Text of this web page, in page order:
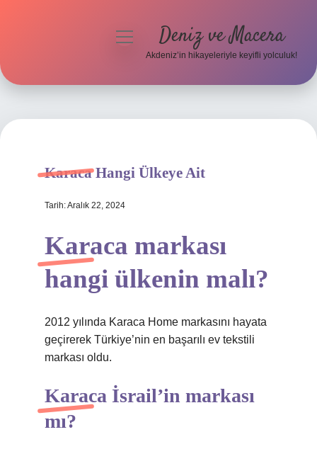
Hakkımızda
menüyü Deniz ve Macera
Akdeniz’in hikayeleriyle keyifli yolculuk!
Karaca Hangi Ülkeye Ait
Tarih: Aralık 22, 2024
Karaca markası
hangi ülkenin malı?
2012 yılında Karaca Home markasını hayata
geçirerek Türkiye’nin en başarılı ev tekstili
markası oldu.
Karaca İsrail’in markası
mı?